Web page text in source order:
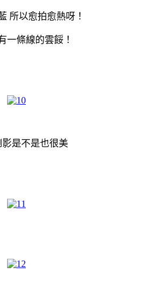
所以愈拍愈熱呀！
一條線的雲餒！
影是不是也很美